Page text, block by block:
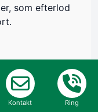
som efterlod
Kontakt Ring